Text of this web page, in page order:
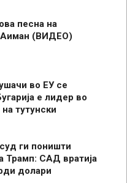
песна на
Аиман (ВИДЕО)
во ЕУ се
е лидер во
тутунски
ги поништи
Трамп: САД вратија
долари